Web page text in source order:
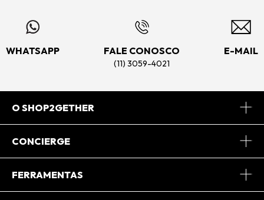
WHATSAPP FALE CONOSCO
(11) 3059-4021
E-MAIL
O SHOP2GETHER
Sobre Nós
CONCIERGE
Central de Relacionamento
FERRAMENTAS